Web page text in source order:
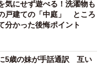
気にせず遊べる！洗濯物も
戸建ての「中庭」 ところ
かった後悔ポイント
5歳の妹が手話通訳 互い